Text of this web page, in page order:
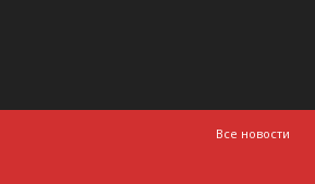
Все новости